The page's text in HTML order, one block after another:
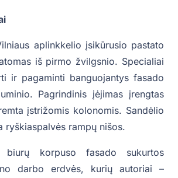
aplinkkelio įsikūrusio pastato
iš pirmo žvilgsnio. Specialiai
ir pagaminti banguojantys fasado
Pagrindinis įėjimas įrengtas
įstrižomis kolonomis. Sandėlio
ryškiaspalvės rampų nišos.
biurų korpuso fasado sukurtos
darbo erdvės, kurių autoriai –